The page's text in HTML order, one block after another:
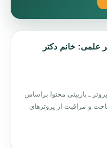
علمی: خانم دکتر
ـ بازبینی محتوا براساس
و مراقبت از پروتزهای